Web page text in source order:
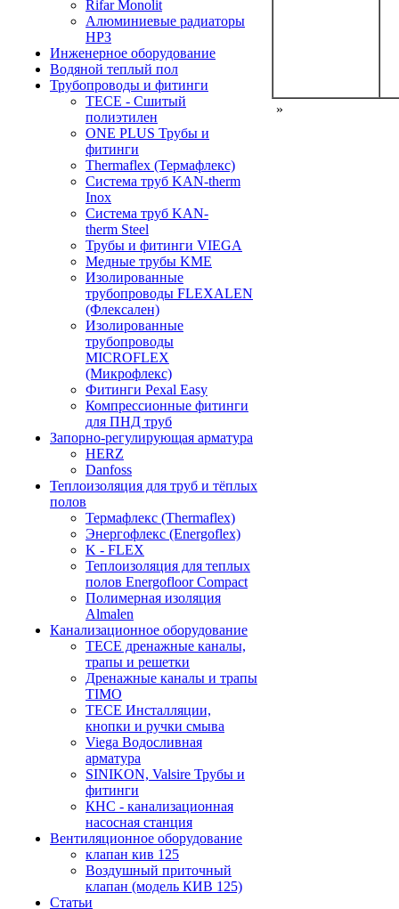
Rifar Monolit
Алюминиевые радиаторы
НРЗ
Инженерное оборудование
Водяной теплый пол
Трубопроводы и фитинги
ТЕСЕ - Сшитый
полиэтилен
ONE PLUS Трубы и
фитинги
Thermaflex (Термафлекс)
Система труб KAN-therm
Inox
Система труб KAN-
therm Steel
Трубы и фитинги VIEGA
Медные трубы KME
Изолированные
трубопроводы FLEXALEN
(Флексален)
Изолированные
трубопроводы
MICROFLEX
(Микрофлекс)
Фитинги Pexal Easy
Компрессионные фитинги
для ПНД труб
Запорно-регулирующая арматура
HERZ
Danfoss
Теплоизоляция для труб и тёплых
полов
Термафлекс (Thermaflex)
Энергофлекс (Energoflex)
K - FLEX
Теплоизоляция для теплых
полов Energofloor Compact
Полимерная изоляция
Almalen
Канализационное оборудование
TECE дренажные каналы,
трапы и решетки
Дренажные каналы и трапы
TIMO
TECE Инсталляции,
кнопки и ручки смыва
Viega Водосливная
арматура
SINIKON, Valsire Трубы и
фитинги
КНС - канализационная
насосная станция
Вентиляционное оборудование
клапан кив 125
Воздушный приточный
клапан (модель КИВ 125)
Статьи
»